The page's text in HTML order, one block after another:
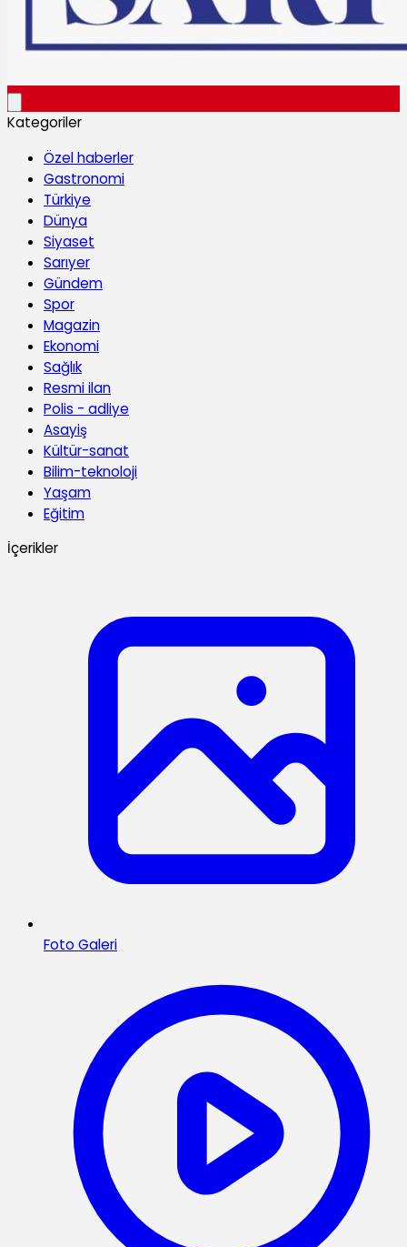
Kategoriler
Özel haberler
Gastronomi
Türkiye
Dünya
Siyaset
Sarıyer
Gündem
Spor
Magazin
Ekonomi
Sağlık
Resmi ilan
Polis - adliye
Asayiş
Kültür-sanat
Bilim-teknoloji
Yaşam
Eğitim
İçerikler
Foto Galeri